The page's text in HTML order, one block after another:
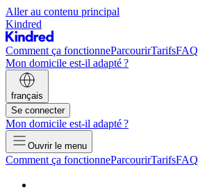
Aller au contenu principal
Kindred
Comment ça fonctionneParcourirTarifsFAQ
Mon domicile est-il adapté ?
français
Se connecter
Mon domicile est-il adapté ?
Ouvrir le menu
Comment ça fonctionneParcourirTarifsFAQ